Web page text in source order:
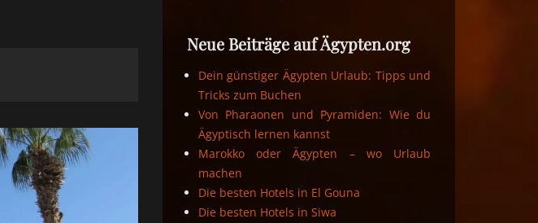
Neue Beiträge auf Ägypten.org
Dein günstiger Ägypten Urlaub: Tipps und
Tricks zum Buchen
Von Pharaonen und Pyramiden: Wie du
Ägyptisch lernen kannst
Marokko oder Ägypten – wo Urlaub
machen
Die besten Hotels in El Gouna
Die besten Hotels in Siwa